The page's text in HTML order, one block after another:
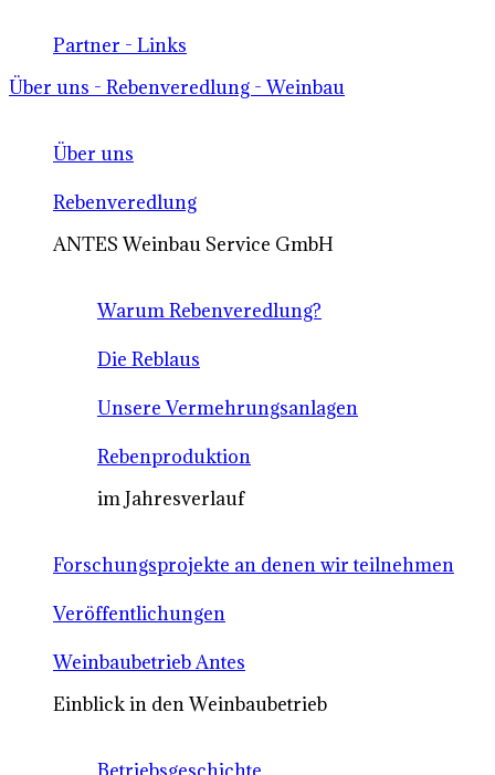
Partner - Links
Über uns - Rebenveredlung - Weinbau
Über uns
Rebenveredlung
ANTES Weinbau Service GmbH
Warum Rebenveredlung?
Die Reblaus
Unsere Vermehrungsanlagen
Rebenproduktion
im Jahresverlauf
Forschungsprojekte an denen wir teilnehmen
Veröffentlichungen
Weinbaubetrieb Antes
Einblick in den Weinbaubetrieb